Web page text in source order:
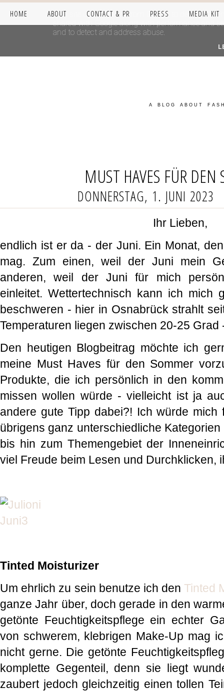
HOME ABOUT CONTACT & PR PRESS MEDIA KIT
A BLOG ABOUT
MUST HAVES FÜR
DONNERSTAG, 1. JUNI 2023
Ihr Lieben,
endlich ist er da - der Juni. Ein Monat,
mag. Zum einen, weil der Juni mein
anderen, weil der Juni für mich
einleitet. Wettertechnisch kann ich mich
beschweren - hier in Osnabrück strahlt
Temperaturen liegen zwischen 20-25
Den heutigen Blogbeitrag möchte ich
meine Must Haves für den Sommer
Produkte, die ich persönlich in den
missen wollen würde - vielleicht ist ja
andere gute Tipp dabei?! Ich würde mich
übrigens ganz unterschiedliche
bis hin zum Themengebiet der
viel Freude beim Lesen und Durchklicken,
Tinted Moisturizer
Um ehrlich zu sein benutze ich den Tinted
ganze Jahr über, doch gerade in den
getönte Feuchtigkeitspflege ein echter
von schwerem, klebrigen Make-Up mag
nicht gerne. Die getönte
komplette Gegenteil, denn sie liegt
zaubert jedoch gleichzeitig einen tollen
This site uses cookies from Google to deliver its
shared with Google along with performance and
and to detect and address abuse.